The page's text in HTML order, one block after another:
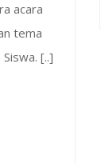
acara
tema
[..]